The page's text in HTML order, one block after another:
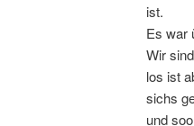
ist.
Es war
Wir
los ist
sichs
und